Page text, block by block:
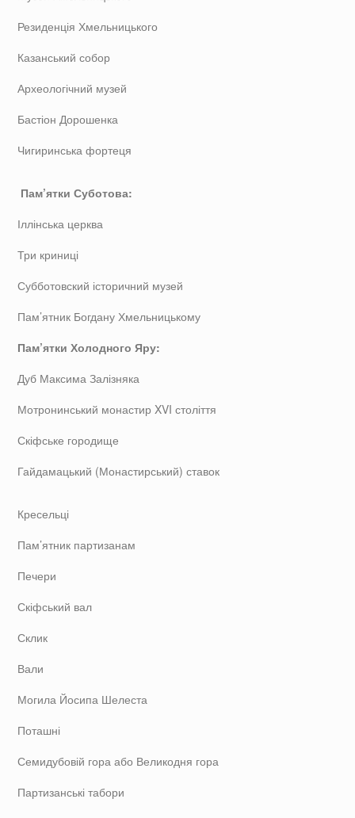
Резиденція Хмельницького
Казанський собор
Археологічний музей
Бастіон Дорошенка
Чигиринська фортеця
Пам’ятки Суботова:
Іллінська церква
Три криниці
Субботовский історичний музей
Пам’ятник Богдану Хмельницькому
Пам’ятки Холодного Яру:
Дуб Максима Залізняка
Мотронинський монастир XVI століття
Скіфське городище
Гайдамацький (Монастирський) ставок
Кресельці
Пам’ятник партизанам
Печери
Скіфський вал
Склик
Вали
Могила Йосипа Шелеста
Поташні
Семидубовій гора або Великодня гора
Партизанські табори